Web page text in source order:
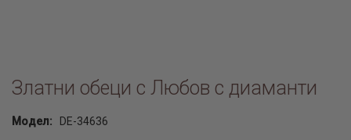
Златни обеци с Любов с диаманти
Модел: DE-34636